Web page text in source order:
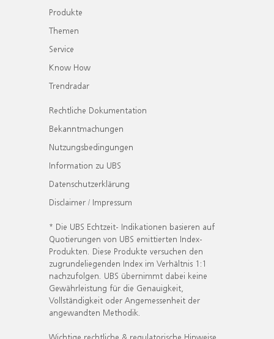
Produkte
Themen
Service
Know How
Trendradar
Rechtliche Dokumentation
Bekanntmachungen
Nutzungsbedingungen
Information zu UBS
Datenschutzerklärung
Disclaimer / Impressum
* Die UBS Echtzeit- Indikationen basieren auf
Quotierungen von UBS emittierten Index-
Produkten. Diese Produkte versuchen den
zugrundeliegenden Index im Verhältnis 1:1
nachzufolgen. UBS übernimmt dabei keine
Gewährleistung für die Genauigkeit,
Vollständigkeit oder Angemessenheit der
angewandten Methodik.